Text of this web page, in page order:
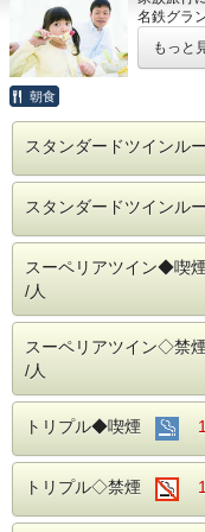
名鉄グラ
！！
家族旅
会が多い
当ホテル
える事が
清掃時
す。
営業時間
名古屋め
おります
■交通ア
名鉄名
近鉄名古
ＪＲ名古
名鉄バス
もっと
朝食
スタンダードツインル
スタンダードツインル
スーペリアツイン◆
/人
スーペリアツイン◇
/人
トリプル◆喫煙
トリプル◇禁煙